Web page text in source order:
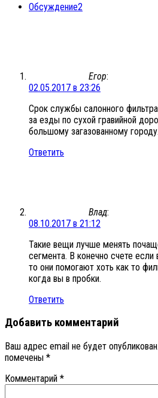
Обсуждение2
Егор:
02.05.2017 в 23:26
Срок службы салонного
за езды по сухой гравийной
большому загазованному городу.
Ответить
Влад:
08.10.2017 в 21:12
Такие вещи лучше менять
сегмента. В конечно счете
то они помогают хоть как то
когда вы в пробки.
Ответить
Добавить комментарий
Ваш адрес email не будет опубликован.
помечены *
Комментарий *